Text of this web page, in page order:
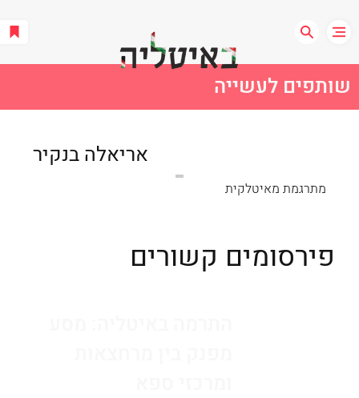
פירסומים קשורים
אריאלה בנקיר
מתרגמת מאיטלקית
שותפים לעשייה